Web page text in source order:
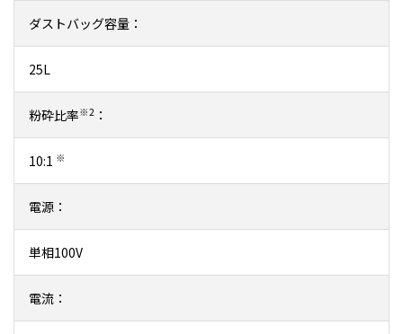
ダストバッグ容量：
25L
粉砕比率※2 ：
10:1 ※
電源：
単相100V
電流：